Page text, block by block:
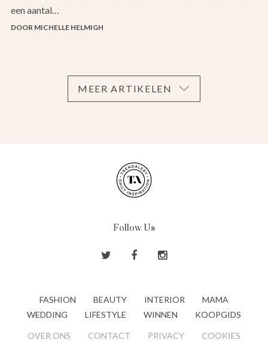
een aantal…
DOOR MICHELLE HELMIGH
MEER ARTIKELEN
Follow Us
FASHION BEAUTY INTERIOR
MAMA
WEDDING
LIFESTYLE WINNEN KOOPGIDS
OVER ONS CONTACT PRIVACY COOKIES